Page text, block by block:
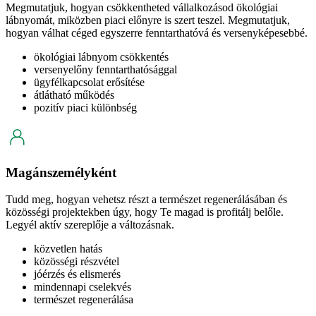
Megmutatjuk, hogyan csökkentheted vállalkozásod ökológiai
lábnyomát, miközben piaci előnyre is szert teszel. Megmutatjuk,
hogyan válhat céged egyszerre fenntarthatóvá és versenyképesebbé.
ökológiai lábnyom csökkentés
versenyelőny fenntarthatósággal
ügyfélkapcsolat erősítése
átlátható működés
pozitív piaci különbség
Magánszemélyként
Tudd meg, hogyan vehetsz részt a természet regenerálásában és
közösségi projektekben úgy, hogy Te magad is profitálj belőle.
Legyél aktív szereplője a változásnak.
közvetlen hatás
közösségi részvétel
jóérzés és elismerés
mindennapi cselekvés
természet regenerálása